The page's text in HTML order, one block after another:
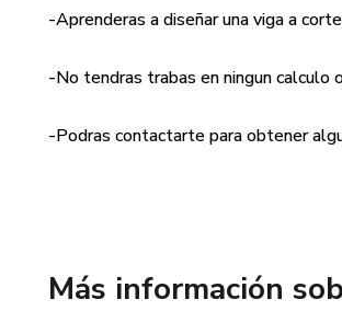
-Aprenderas a diseñar una viga a
-No tendras trabas en ningun calculo
-Podras contactarte para obtener
Más información